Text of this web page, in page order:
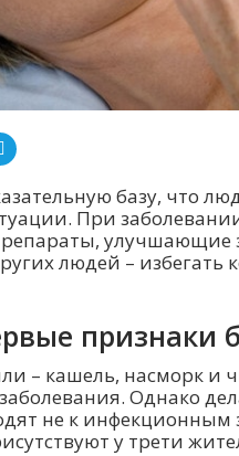
базу, что
При
улучшающие
людей – избегать
признаки
– кашель, насморк и
Однако
не к инфекционным
у трети